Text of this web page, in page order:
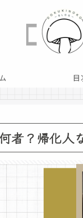
目
者？帰化人